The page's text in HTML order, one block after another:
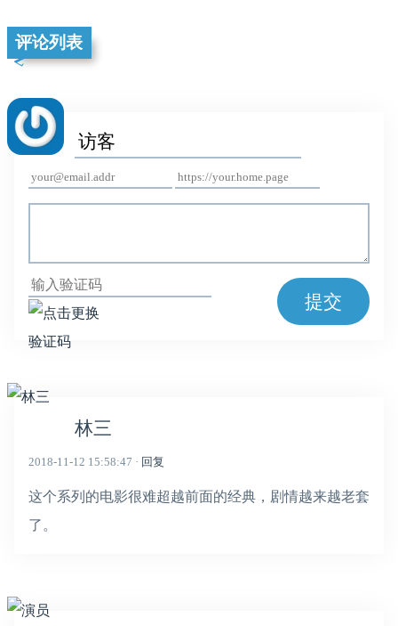
评论列表
提交
林三
2018-11-12 15:58:47 · 回复
这个系列的电影很难超越前面的经典，剧情越来越老套
了。